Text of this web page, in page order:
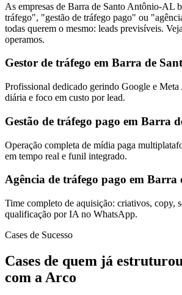
As empresas de Barra de Santo Antônio-AL
tráfego", "gestão de tráfego pago" ou
todas querem o mesmo: leads previsíveis.
operamos.
Gestor de tráfego em Barra de
Profissional dedicado gerindo Google e
diária e foco em custo por lead.
Gestão de tráfego pago em Barra
Operação completa de mídia paga
em tempo real e funil integrado.
Agência de tráfego pago em Barra
Time completo de aquisição: criativos, copy,
qualificação por IA no WhatsApp.
Cases de Sucesso
Cases de quem já
com a Arco